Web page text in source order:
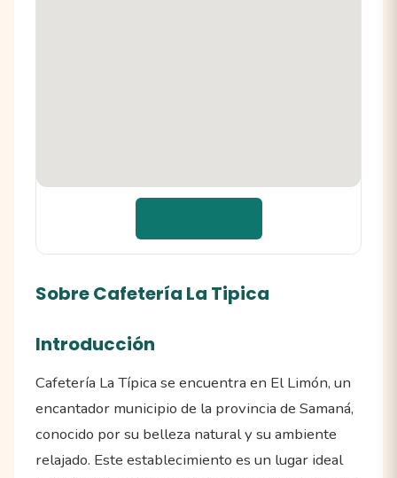
Sobre Cafetería La Tipica
Introducción
Cafetería La Típica se encuentra en El Limón, un
encantador municipio de la provincia de Samaná,
conocido por su belleza natural y su ambiente
relajado. Este establecimiento es un lugar ideal